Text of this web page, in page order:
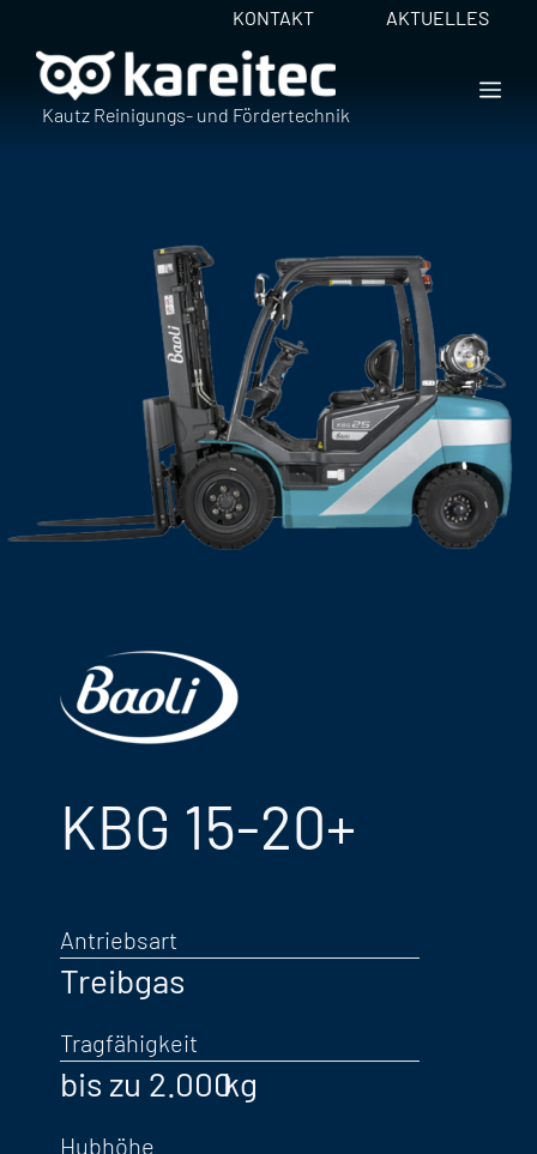
Inhalt
springen
KONTAKT AKTUELLES
Kautz Reinigungs- und Fördertechnik
KBG 15-20+
Antriebsart
Treibgas
Tragfähigkeit
bis zu 2.000
Hubhöhe